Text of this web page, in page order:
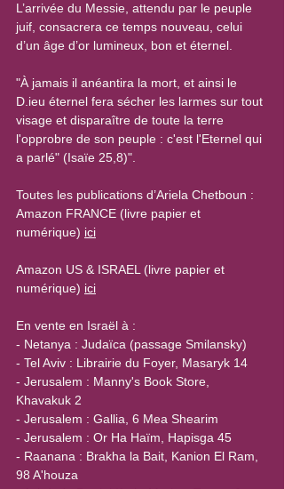
L’arrivée du Messie, attendu par le peuple
juif, consacrera ce temps nouveau, celui
d’un âge d’or lumineux, bon et éternel.
"À jamais il anéantira la mort, et ainsi le
D.ieu éternel fera sécher les larmes sur tout
visage et disparaître de toute la terre
l'opprobre de son peuple : c'est l'Eternel qui
a parlé" (Isaïe 25,8)".
Toutes les publications d’Ariela Chetboun :
Amazon FRANCE (livre papier et
numérique) ici
Amazon US & ISRAEL (livre papier et
numérique) ici
En vente en Israël à :
- Netanya : Judaïca (passage Smilansky)
- Tel Aviv : Librairie du Foyer, Masaryk 14
- Jerusalem : Manny's Book Store,
Khavakuk 2
- Jerusalem : Gallia, 6 Mea Shearim
- Jerusalem : Or Ha Haïm, Hapisga 45
- Raanana : Brakha la Bait, Kanion El Ram,
98 A'houza